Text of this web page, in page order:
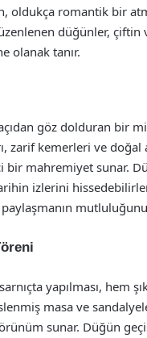
oldukça romantik bir
düğünler,
olanak tanır.
göz dolduran bir
zarif kemerleri ve
mahremiyet sunar.
izlerini
yapılması, hem
masa ve
sunar. Düğün